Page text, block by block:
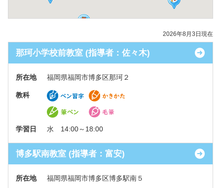
2026年8月3日現在
那珂小学校前教室 (指導者：佐々木)
所在地 福岡県福岡市博多区那珂２
教科
学習日 水 14:00～18:00
博多駅南教室 (指導者：富安)
所在地 福岡県福岡市博多区博多駅南５